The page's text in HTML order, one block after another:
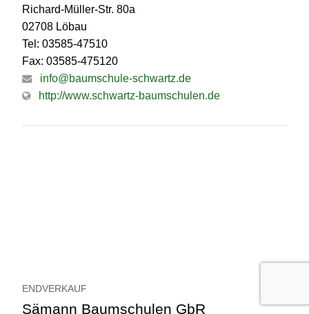
Richard-Müller-Str. 80a
02708 Löbau
Tel: 03585-47510
Fax: 03585-475120
info@baumschule-schwartz.de
http://www.schwartz-baumschulen.de
ENDVERKAUF
Sämann Baumschulen GbR